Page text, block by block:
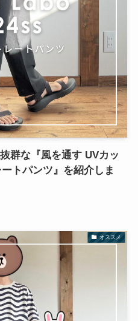
群な『風を通す UVカッ
トパンツ』を紹介しま
オススメ